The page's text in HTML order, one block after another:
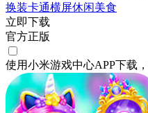
换装卡通横屏休闲美食
立即下载
官方正版
使用小米游戏中心APP下载